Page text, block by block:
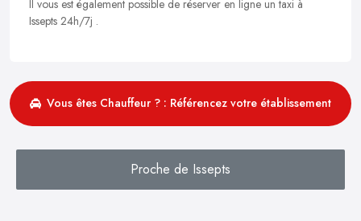
Il vous est également possible de réserver en ligne un taxi à
Issepts 24h/7j .
Vous êtes Chauffeur ? : Référencez votre établissement
Proche de Issepts